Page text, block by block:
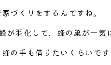
づくりをするんですね。
が羽化して、蜂の巣が一気
の手も借りたいくらいです